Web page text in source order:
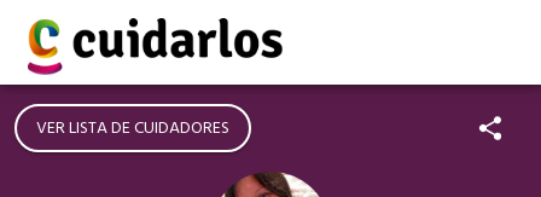
VER LISTA DE CUIDADORES